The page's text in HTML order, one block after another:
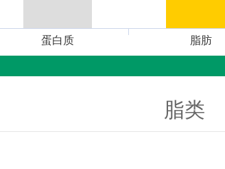
蛋白质 脂肪
脂类